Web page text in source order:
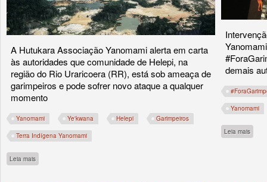
A Hutukara Associação Yanomami alerta em carta
às autoridades que comunidade de Helepi, na
região do Rio Uraricoera (RR), está sob ameaça de
garimpeiros e pode sofrer novo ataque a qualquer
momento
Yanomami Ye'kwana Helepi Garimpeiros
Terra Indígena Yanomami
Leia mais
demais
Yanomami
Leia mais